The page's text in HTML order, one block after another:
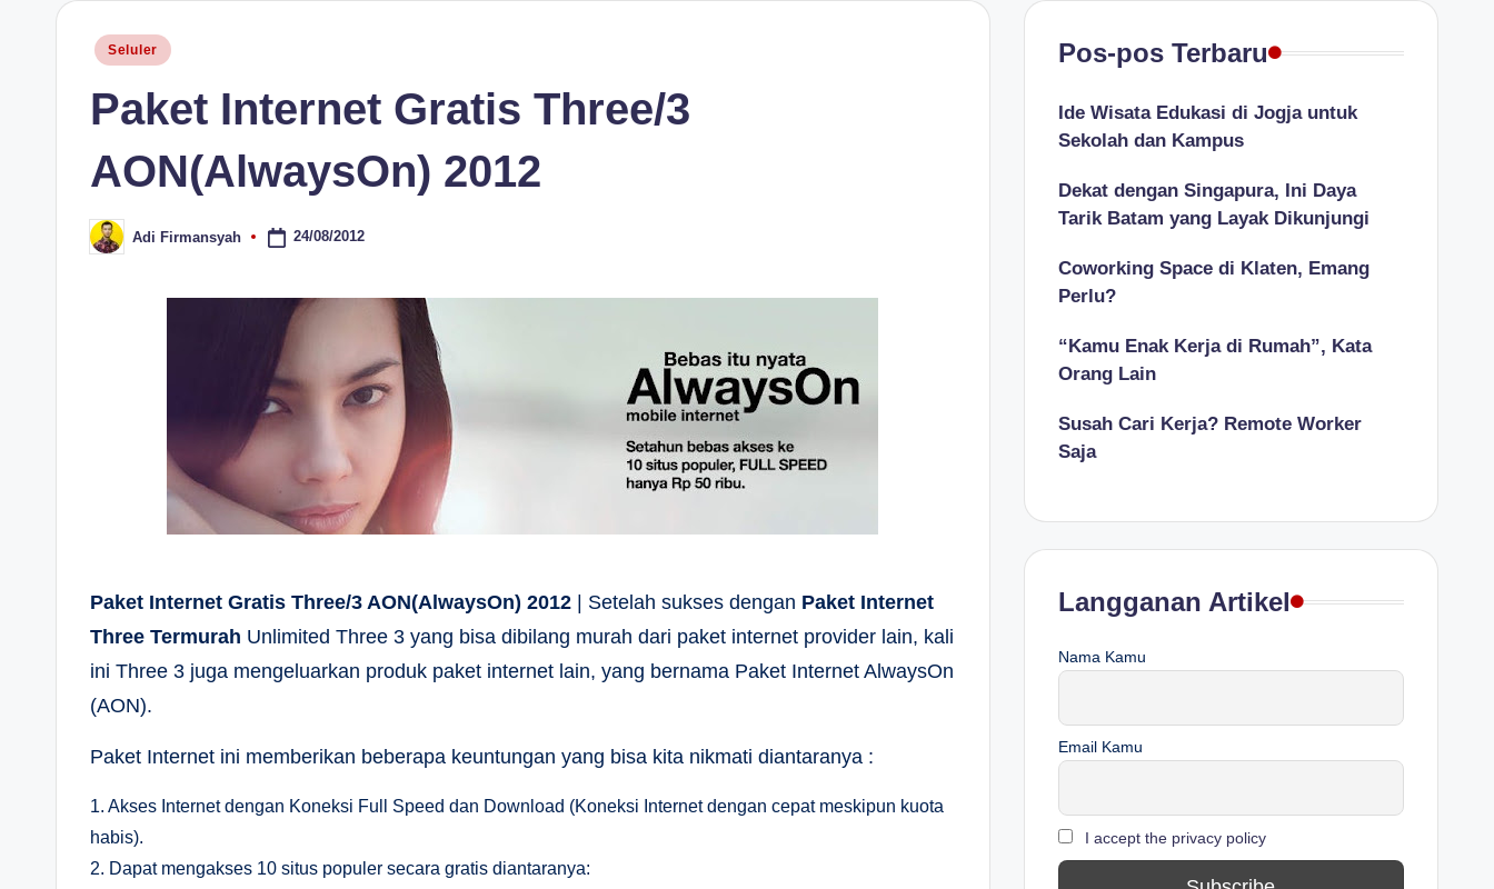
Posted
Seluler
Paket Internet Gratis Three/3
AON(AlwaysOn) 2012
Posted
by
Adi Firmansyah 24/08/2012
Paket Internet Gratis Three/3 AON(AlwaysOn) 2012 | Setelah sukses dengan Paket Internet
Three Termurah Unlimited Three 3 yang bisa dibilang murah dari paket internet provider lain, kali
ini Three 3 juga mengeluarkan produk paket internet lain, yang bernama Paket Internet AlwaysOn
(AON).
Paket Internet ini memberikan beberapa keuntungan yang bisa kita nikmati diantaranya :
1. Akses Internet dengan Koneksi Full Speed dan Download (Koneksi Internet dengan cepat meskipun kuota
habis).
2. Dapat mengakses 10 situs populer secara gratis diantaranya:
Pos-pos Terbaru
Ide Wisata Edukasi di Jogja untuk
Sekolah dan Kampus
Dekat dengan Singapura, Ini Daya
Tarik Batam yang Layak Dikunjungi
Coworking Space di Klaten, Emang
Perlu?
“Kamu Enak Kerja di Rumah”, Kata
Orang Lain
Susah Cari Kerja? Remote Worker
Saja
Langganan Artikel
Nama Kamu
Email Kamu
I accept the privacy policy